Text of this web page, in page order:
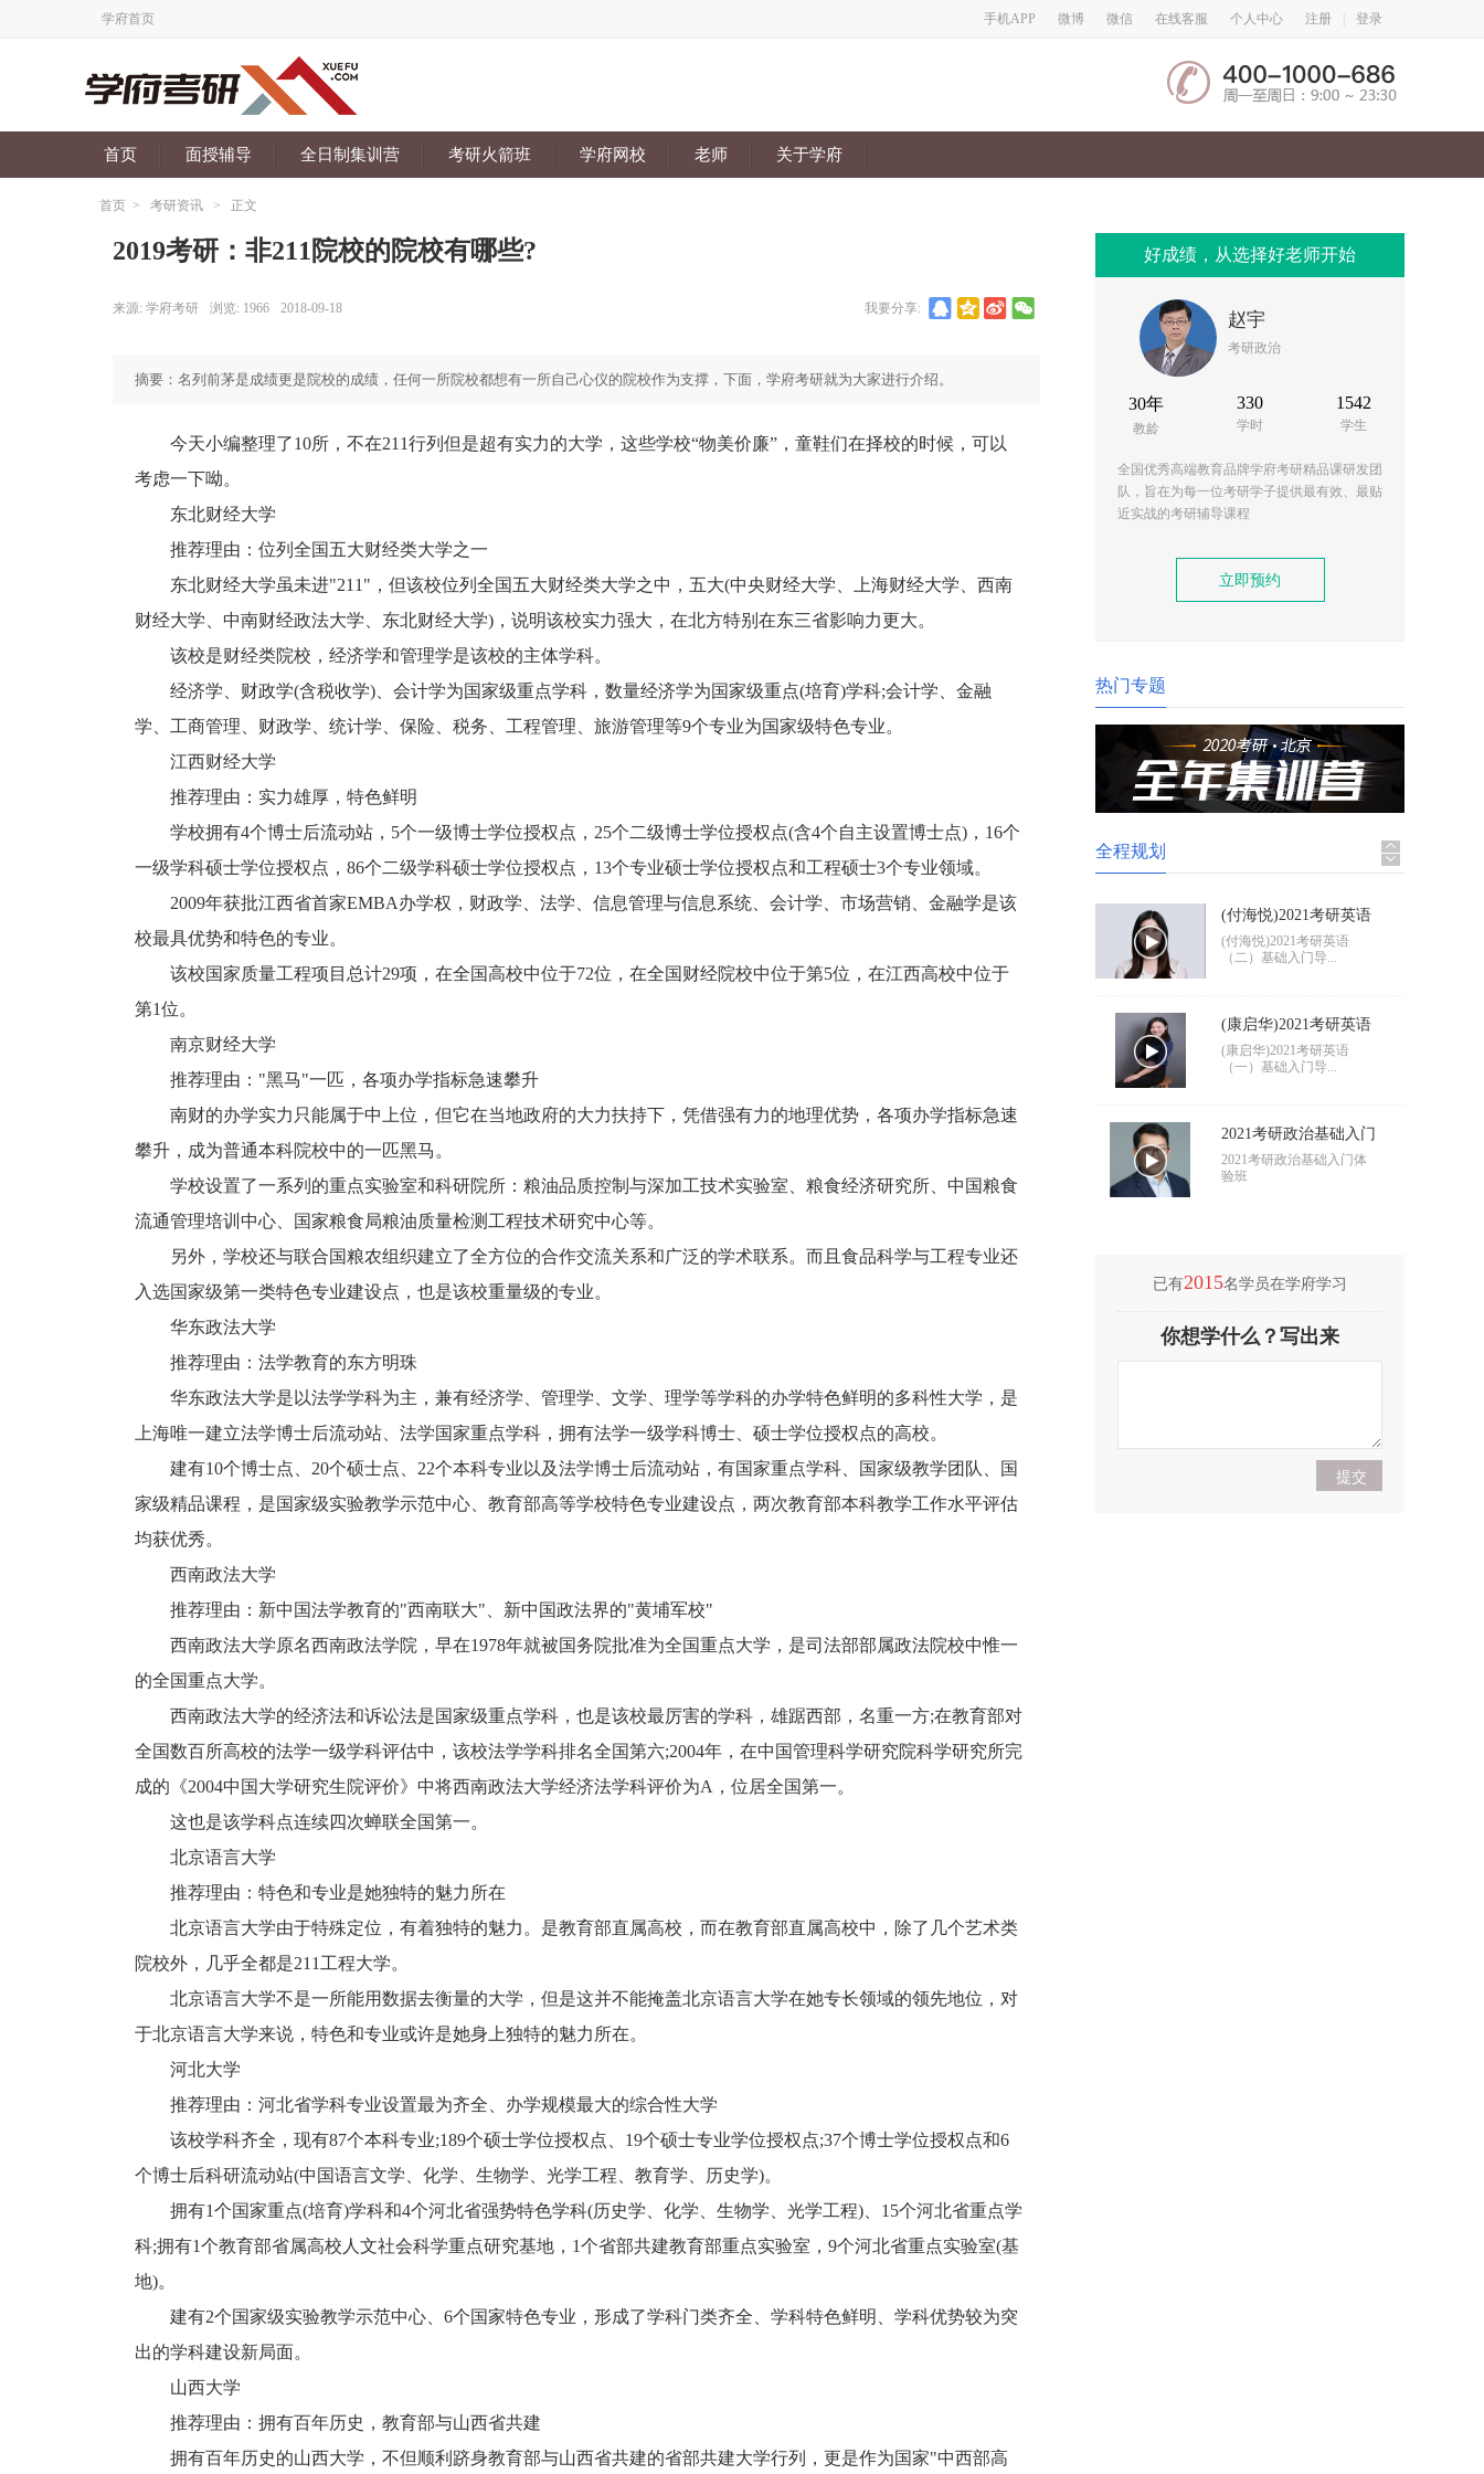
学府首页 手机APP 微博 微信 在线客服 个人中心 注册 登录
首页 面授辅导 全日制集训营 考研火箭班 学府网校 老师 关于学府
首页 > 考研资讯 > 正文
2019考研：非211院校的院校有哪些?
来源: 学府考研 浏览: 1966 2018-09-18 我要分享:
摘要：名列前茅是成绩更是院校的成绩，任何一所院校都想有一所自己心仪的院校作为支撑，下面，学府考研就为大家进行介绍。
今天小编整理了10所，不在211行列但是超有实力的大学，这些学校“物美价廉”，童鞋们在择校的时候，可以
考虑一下呦。
东北财经大学
推荐理由：位列全国五大财经类大学之一
东北财经大学虽未进"211"，但该校位列全国五大财经类大学之中，五大(中央财经大学、上海财经大学、西南
财经大学、中南财经政法大学、东北财经大学)，说明该校实力强大，在北方特别在东三省影响力更大。
该校是财经类院校，经济学和管理学是该校的主体学科。
经济学、财政学(含税收学)、会计学为国家级重点学科，数量经济学为国家级重点(培育)学科;会计学、金融
学、工商管理、财政学、统计学、保险、税务、工程管理、旅游管理等9个专业为国家级特色专业。
江西财经大学
推荐理由：实力雄厚，特色鲜明
学校拥有4个博士后流动站，5个一级博士学位授权点，25个二级博士学位授权点(含4个自主设置博士点)，16个
一级学科硕士学位授权点，86个二级学科硕士学位授权点，13个专业硕士学位授权点和工程硕士3个专业领域。
2009年获批江西省首家EMBA办学权，财政学、法学、信息管理与信息系统、会计学、市场营销、金融学是该
校最具优势和特色的专业。
该校国家质量工程项目总计29项，在全国高校中位于72位，在全国财经院校中位于第5位，在江西高校中位于
第1位。
南京财经大学
推荐理由："黑马"一匹，各项办学指标急速攀升
南财的办学实力只能属于中上位，但它在当地政府的大力扶持下，凭借强有力的地理优势，各项办学指标急速
攀升，成为普通本科院校中的一匹黑马。
学校设置了一系列的重点实验室和科研院所：粮油品质控制与深加工技术实验室、粮食经济研究所、中国粮食
流通管理培训中心、国家粮食局粮油质量检测工程技术研究中心等。
另外，学校还与联合国粮农组织建立了全方位的合作交流关系和广泛的学术联系。而且食品科学与工程专业还
入选国家级第一类特色专业建设点，也是该校重量级的专业。
华东政法大学
推荐理由：法学教育的东方明珠
华东政法大学是以法学学科为主，兼有经济学、管理学、文学、理学等学科的办学特色鲜明的多科性大学，是
上海唯一建立法学博士后流动站、法学国家重点学科，拥有法学一级学科博士、硕士学位授权点的高校。
建有10个博士点、20个硕士点、22个本科专业以及法学博士后流动站，有国家重点学科、国家级教学团队、国
家级精品课程，是国家级实验教学示范中心、教育部高等学校特色专业建设点，两次教育部本科教学工作水平评估
均获优秀。
西南政法大学
推荐理由：新中国法学教育的"西南联大"、新中国政法界的"黄埔军校"
西南政法大学原名西南政法学院，早在1978年就被国务院批准为全国重点大学，是司法部部属政法院校中惟一
的全国重点大学。
西南政法大学的经济法和诉讼法是国家级重点学科，也是该校最厉害的学科，雄踞西部，名重一方;在教育部对
全国数百所高校的法学一级学科评估中，该校法学学科排名全国第六;2004年，在中国管理科学研究院科学研究所完
成的《2004中国大学研究生院评价》中将西南政法大学经济法学科评价为A，位居全国第一。
这也是该学科点连续四次蝉联全国第一。
北京语言大学
推荐理由：特色和专业是她独特的魅力所在
北京语言大学由于特殊定位，有着独特的魅力。是教育部直属高校，而在教育部直属高校中，除了几个艺术类
院校外，几乎全都是211工程大学。
北京语言大学不是一所能用数据去衡量的大学，但是这并不能掩盖北京语言大学在她专长领域的领先地位，对
于北京语言大学来说，特色和专业或许是她身上独特的魅力所在。
河北大学
推荐理由：河北省学科专业设置最为齐全、办学规模最大的综合性大学
该校学科齐全，现有87个本科专业;189个硕士学位授权点、19个硕士专业学位授权点;37个博士学位授权点和6
个博士后科研流动站(中国语言文学、化学、生物学、光学工程、教育学、历史学)。
拥有1个国家重点(培育)学科和4个河北省强势特色学科(历史学、化学、生物学、光学工程)、15个河北省重点学
科;拥有1个教育部省属高校人文社会科学重点研究基地，1个省部共建教育部重点实验室，9个河北省重点实验室(基
地)。
建有2个国家级实验教学示范中心、6个国家特色专业，形成了学科门类齐全、学科特色鲜明、学科优势较为突
出的学科建设新局面。
山西大学
推荐理由：拥有百年历史，教育部与山西省共建
拥有百年历史的山西大学，不但顺利跻身教育部与山西省共建的省部共建大学行列，更是作为国家"中西部高
好成绩，从选择好老师开始
赵宇
考研政治
30年
教龄
330
学时
1542
学生
全国优秀高端教育品牌学府考研精品课研发团
队，旨在为每一位考研学子提供最有效、最贴
近实战的考研辅导课程
立即预约
热门专题
全程规划
(付海悦)2021考研英语
2021考研政治基础入门
导学
2021考研政治基础入门体
验班
(付海悦)2021考研英语
（二）基础入门导学
(付海悦)2021考研英语
（二）基础入门导...
(康启华)2021考研英语
（一）基础入门导学
(康启华)2021考研英语
（一）基础入门导...
2021考研政治基础入门
导学
2021考研政治基础入门体
验班
(付海悦)2021考研英语
（二）基础入门导学
(付海悦)2021考研英语
（二）基础入门导...
（一）基础入门导学
(康启华)2021考研英语
（一）基础入门导...
已有2015名学员在学府学习
你想学什么？写出来